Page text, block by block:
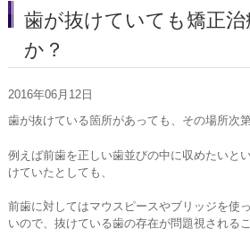
アクセス
歯が抜けていても矯正
か？
2016年06月12日
歯が抜けている箇所があっても、その場所次
例えば前歯を正しい歯並びの中に収めたいと
けていたとしても、
前歯に対してはマウスピースやブリッジを使
いので、抜けている歯の存在が問題視される